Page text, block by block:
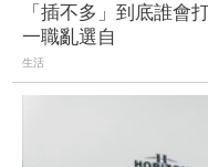
「插不多」到底誰會
一職亂選自
生活